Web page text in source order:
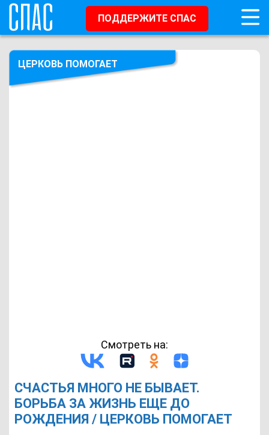
ПОДДЕРЖИТЕ СПАС
ЦЕРКОВЬ ПОМОГАЕТ
Смотреть на:
СЧАСТЬЯ МНОГО НЕ БЫВАЕТ.
БОРЬБА ЗА ЖИЗНЬ ЕЩЕ ДО
РОЖДЕНИЯ / ЦЕРКОВЬ ПОМОГАЕТ